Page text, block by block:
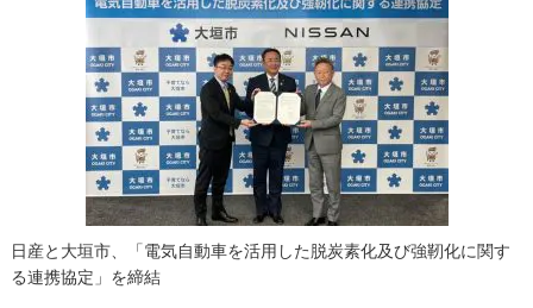
日産と大垣市、「電気自動車を活用した脱炭素化及び強靭化に関す
る連携協定」を締結